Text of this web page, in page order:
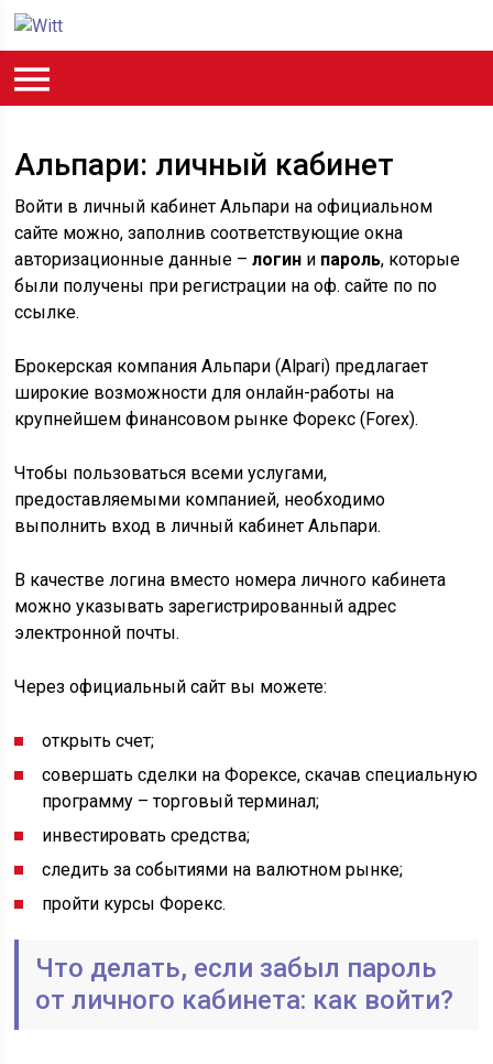
Альпари: личный кабинет
Войти в личный кабинет Альпари на официальном
сайте можно, заполнив соответствующие окна
авторизационные данные –логин и пароль, которые
были получены при регистрации на оф. сайте по по
ссылке.
Брокерская компания Альпари (Alpari) предлагает
широкие возможности для онлайн-работы на
крупнейшем финансовом рынке Форекс (Forex).
Чтобы пользоваться всеми услугами,
предоставляемыми компанией, необходимо
выполнить вход в личный кабинет Альпари.
В качестве логина вместо номера личного кабинета
можно указывать зарегистрированный адрес
электронной почты.
Через официальный сайт вы можете:
открыть счет;
совершать сделки на Форексе, скачав специальную
программу – торговый терминал;
инвестировать средства;
следить за событиями на валютном рынке;
пройти курсы Форекс.
Что делать, если забыл пароль
от личного кабинета: как войти?